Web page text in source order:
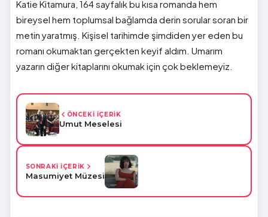
Katie Kitamura, 164 sayfalık bu kısa romanda hem
bireysel hem toplumsal bağlamda derin sorular soran bir
metin yaratmış. Kişisel tarihimde şimdiden yer eden bu
romanı okumaktan gerçekten keyif aldım. Umarım
yazarın diğer kitaplarını okumak için çok beklemeyiz.
ÖNCEKİ İÇERİK
Umut Meselesi
SONRAKİ İÇERİK
Masumiyet Müzesi